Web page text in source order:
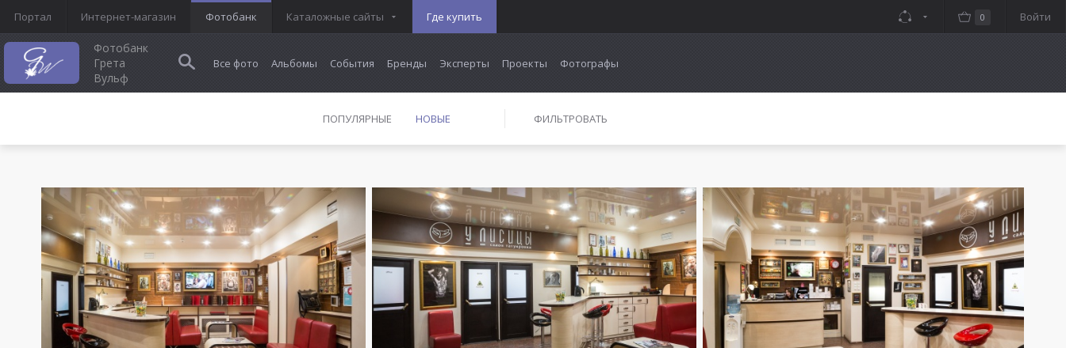
Портал Интернет-магазин Фотобанк Каталожные сайты Где купить Войти
0
Фотобанк
Грета
Вульф
Все фото Альбомы События Бренды Эксперты Проекты Фотографы
ПОПУЛЯРНЫЕ НОВЫЕ ФИЛЬТРОВАТЬ